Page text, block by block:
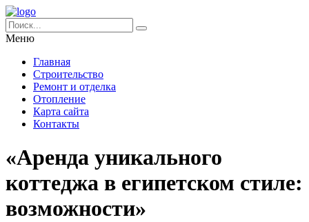
Меню
Главная
Строительство
Ремонт и отделка
Отопление
Карта сайта
Контакты
«Аренда уникального
коттеджа в египетском стиле:
возможности»